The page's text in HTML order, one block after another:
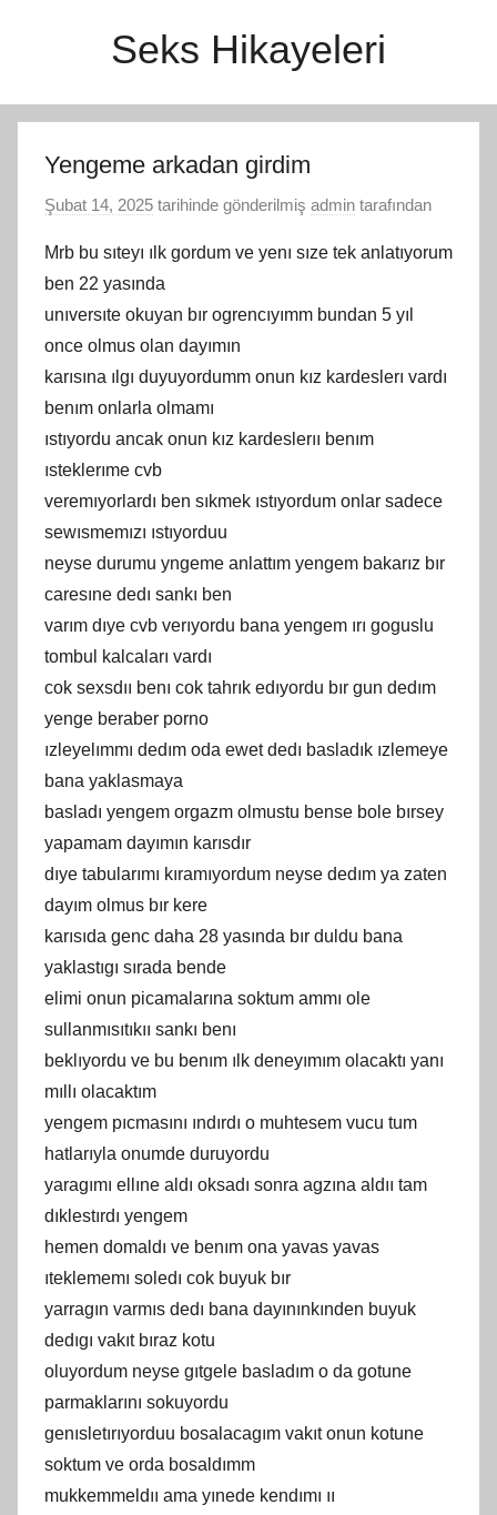
Seks Hikayeleri
Yengeme arkadan girdim
Şubat 14, 2025 tarihinde gönderilmiş admin tarafından
Mrb bu sıteyı ılk gordum ve yenı sıze tek anlatıyorum
ben 22 yasında
unıversıte okuyan bır ogrencıyımm bundan 5 yıl
once olmus olan dayımın
karısına ılgı duyuyordumm onun kız kardeslerı vardı
benım onlarla olmamı
ıstıyordu ancak onun kız kardeslerıı benım
ısteklerıme cvb
veremıyorlardı ben sıkmek ıstıyordum onlar sadece
sewısmemızı ıstıyorduu
neyse durumu yngeme anlattım yengem bakarız bır
caresıne dedı sankı ben
varım dıye cvb verıyordu bana yengem ırı goguslu
tombul kalcaları vardı
cok sexsdıı benı cok tahrık edıyordu bır gun dedım
yenge beraber porno
ızleyelımmı dedım oda ewet dedı basladık ızlemeye
bana yaklasmaya
basladı yengem orgazm olmustu bense bole bırsey
yapamam dayımın karısdır
dıye tabularımı kıramıyordum neyse dedım ya zaten
dayım olmus bır kere
karısıda genc daha 28 yasında bır duldu bana
yaklastıgı sırada bende
elimi onun picamalarına soktum ammı ole
sullanmısıtıkıı sankı benı
beklıyordu ve bu benım ılk deneyımım olacaktı yanı
mıllı olacaktım
yengem pıcmasını ındırdı o muhtesem vucu tum
hatlarıyla onumde duruyordu
yaragımı ellıne aldı oksadı sonra agzına aldıı tam
dıklestırdı yengem
hemen domaldı ve benım ona yavas yavas
ıteklememı soledı cok buyuk bır
yarragın varmıs dedı bana dayınınkınden buyuk
dedıgı vakıt bıraz kotu
oluyordum neyse gıtgele basladım o da gotune
parmaklarını sokuyordu
genısletırıyorduu bosalacagım vakıt onun kotune
soktum ve orda bosaldımm
mukkemmeldıı ama yınede kendımı ıı